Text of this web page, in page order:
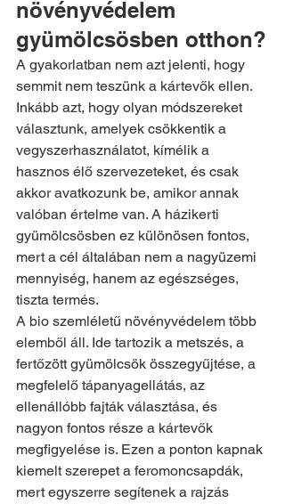
növényvédelem
gyümölcsösben otthon?
A gyakorlatban nem azt jelenti, hogy
semmit nem teszünk a kártevők ellen.
Inkább azt, hogy olyan módszereket
választunk, amelyek csökkentik a
vegyszerhasználatot, kímélik a
hasznos élő szervezeteket, és csak
akkor avatkozunk be, amikor annak
valóban értelme van. A házikerti
gyümölcsösben ez különösen fontos,
mert a cél általában nem a nagyüzemi
mennyiség, hanem az egészséges,
tiszta termés.
A bio szemléletű növényvédelem több
elemből áll. Ide tartozik a metszés, a
fertőzött gyümölcsök összegyűjtése, a
megfelelő tápanyagellátás, az
ellenállóbb fajták választása, és
nagyon fontos része a kártevők
megfigyelése is. Ezen a ponton kapnak
kiemelt szerepet a feromoncsapdák,
mert egyszerre segítenek a rajzás